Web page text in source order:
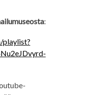
:
playlist?